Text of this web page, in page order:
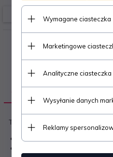
Twarda, wykonana z
rozcięcie na górze oraz
Wymagane ciasteczka
Marketingowe
Analityczne ciasteczka
Wysyłanie danych
Reklamy